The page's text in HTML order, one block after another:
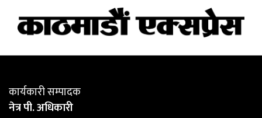
कार्यकारी सम्पादक
नेत्र पी. अधिकारी